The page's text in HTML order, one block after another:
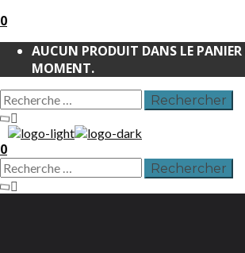
0
AUCUN PRODUIT DANS LE PANIER
MOMENT.
0